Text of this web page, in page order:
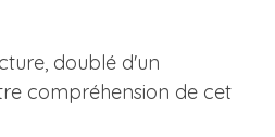
doublé d'un
compréhension de cet